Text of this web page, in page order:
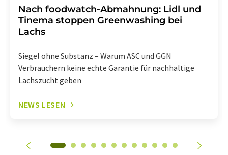
Nach foodwatch-Abmahnung: Lidl und
Tinema stoppen Greenwashing bei
Lachs
Siegel ohne Substanz – Warum ASC und GGN
Verbrauchern keine echte Garantie für nachhaltige
Lachszucht geben
NEWS LESEN